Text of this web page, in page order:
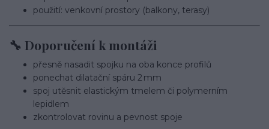
použití: venkovní prostory (balkony, terasy)
🔧 Doporučení k montáži
přesně nasadit spojku na oba konce profilů
ponechat dilatační spáru 2 mm
spoj utěsnit elastickým tmelem či polymerním
lepidlem
zkontrolovat rovinu a pevnost spoje